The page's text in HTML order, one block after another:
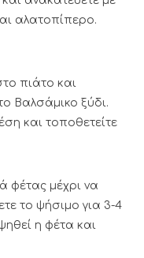
αλατοπίπερο.
πιάτο και
Βαλσάμικο ξύδι.
και τοποθετείτε
φέτας μέχρι να
το ψήσιμο για 3-4
η φέτα και